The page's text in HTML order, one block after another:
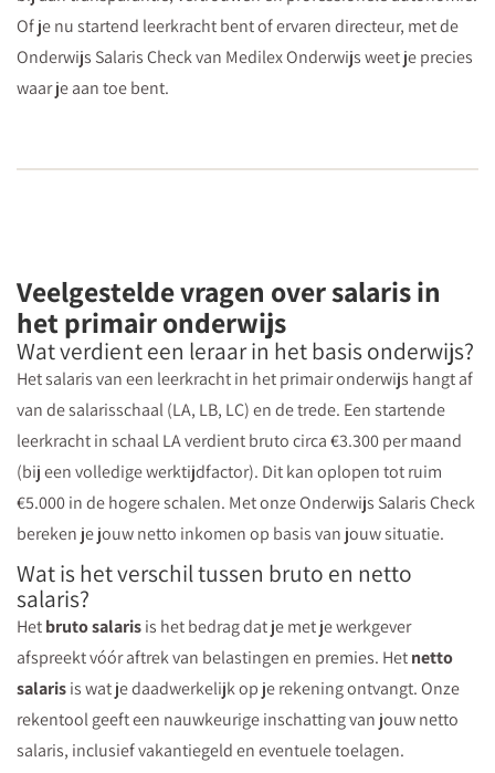
Of je nu startend leerkracht bent of ervaren directeur, met de
Onderwijs Salaris Check van Medilex Onderwijs weet je precies
waar je aan toe bent.
Veelgestelde vragen over salaris in
het primair onderwijs
Wat verdient een leraar in het basis onderwijs?
Het salaris van een leerkracht in het primair onderwijs hangt af
van de salarisschaal (LA, LB, LC) en de trede. Een startende
leerkracht in schaal LA verdient bruto circa €3.300 per maand
(bij een volledige werktijdfactor). Dit kan oplopen tot ruim
€5.000 in de hogere schalen. Met onze Onderwijs Salaris Check
bereken je jouw netto inkomen op basis van jouw situatie.
Wat is het verschil tussen bruto en netto
salaris?
Hetbruto salarisis het bedrag dat je met je werkgever
afspreekt vóór aftrek van belastingen en premies. Hetnetto
salarisis wat je daadwerkelijk op je rekening ontvangt. Onze
rekentool geeft een nauwkeurige inschatting van jouw netto
salaris, inclusief vakantiegeld en eventuele toelagen.